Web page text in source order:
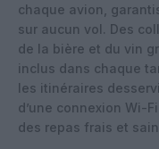
chaque avion,
sur aucun vol. Des
de la bière et du vin
inclus dans chaque
les itinéraires
d’une connexion Wi-
des repas frais et